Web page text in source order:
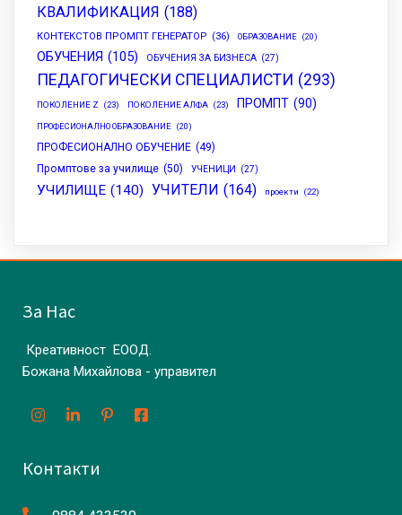
КВАЛИФИКАЦИЯ (188)
КОНТЕКСТОВ ПРОМПТ ГЕНЕРАТОР (36) ОБРАЗОВАНИЕ (20)
ОБУЧЕНИЯ (105) ОБУЧЕНИЯ ЗА БИЗНЕСА (27)
ПЕДАГОГИЧЕСКИ СПЕЦИАЛИСТИ (293)
ПОКОЛЕНИЕ Z (23) ПОКОЛЕНИЕ АЛФА (23) ПРОМПТ (90)
ПРОФЕСИОНАЛНО ОБРАЗОВАНИЕ (20)
ПРОФЕСИОНАЛНО ОБУЧЕНИЕ (49)
Промптове за училище (50) УЧЕНИЦИ (27)
УЧИЛИЩЕ (140) УЧИТЕЛИ (164) проекти (22)
За Нас
Креативност ЕООД.
Божана Михайлова - управител
Контакти